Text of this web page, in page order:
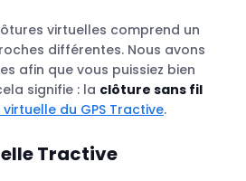
virtuelles comprend un
différentes. Nous avons
afin que vous puissiez bien
signifie : la clôture sans fil
du GPS Tractive.
Tractive